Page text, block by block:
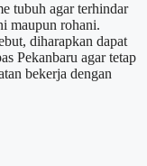
tubuh agar terhindar
maupun rohani.
diharapkan dapat
Pekanbaru agar tetap
bekerja dengan